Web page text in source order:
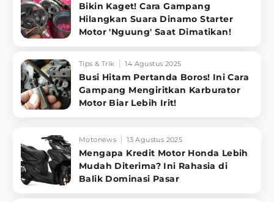
Bikin Kaget! Cara Gampang
Hilangkan Suara Dinamo Starter
Motor 'Nguung' Saat Dimatikan!
Tips & Trik 14 Agustus 2025
Busi Hitam Pertanda Boros! Ini Cara
Gampang Mengiritkan Karburator
Motor Biar Lebih Irit!
Motonews 13 Agustus 2025
Mengapa Kredit Motor Honda Lebih
Mudah Diterima? Ini Rahasia di
Balik Dominasi Pasar